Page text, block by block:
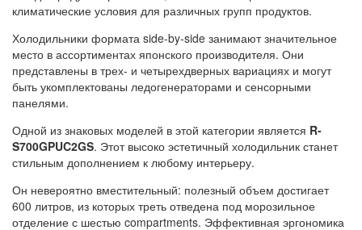
климатические условия для различных групп продуктов.
Холодильники формата side-by-side занимают значительное
место в ассортиментах японского производителя. Они
представлены в трех- и четырехдверных вариациях и могут
быть укомплектованы ледогенераторами и сенсорными
панелями.
Одной из знаковых моделей в этой категории является R-
S700GPUC2GS. Этот высоко эстетичный холодильник станет
стильным дополнением к любому интерьеру.
Он невероятно вместительный: полезный объем достигает
600 литров, из которых треть отведена под морозильное
отделение с шестью compartments. Эффективная эргономика